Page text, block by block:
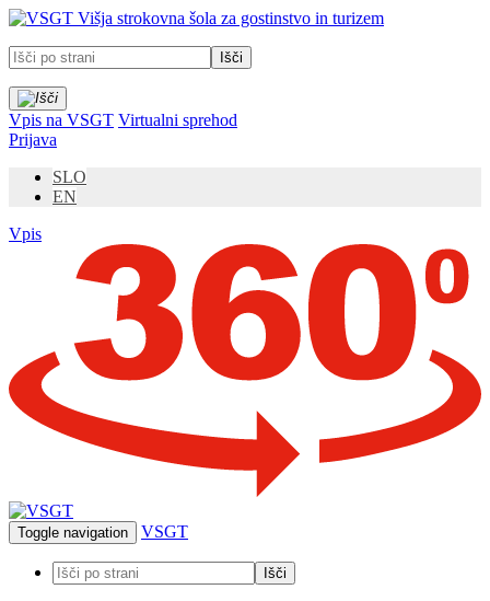
Prosimo,
upoštevajte:
To
spletno
mesto
vključuje
sistem
dostopnosti.
Višja strokovna šola za gostinstvo in turizem
Vpis na VSGT Virtualni sprehod
Prijava
SLO
EN
Vpis
Toggle navigation VSGT